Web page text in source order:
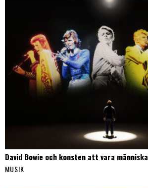
David Bowie och konsten att vara människa
MUSIK